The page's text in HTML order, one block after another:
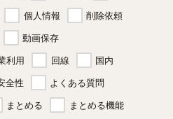
個人情報
削除依頼
動画保存
利用 回線
国内
全性
よくある質問
まとめる
まとめる機能